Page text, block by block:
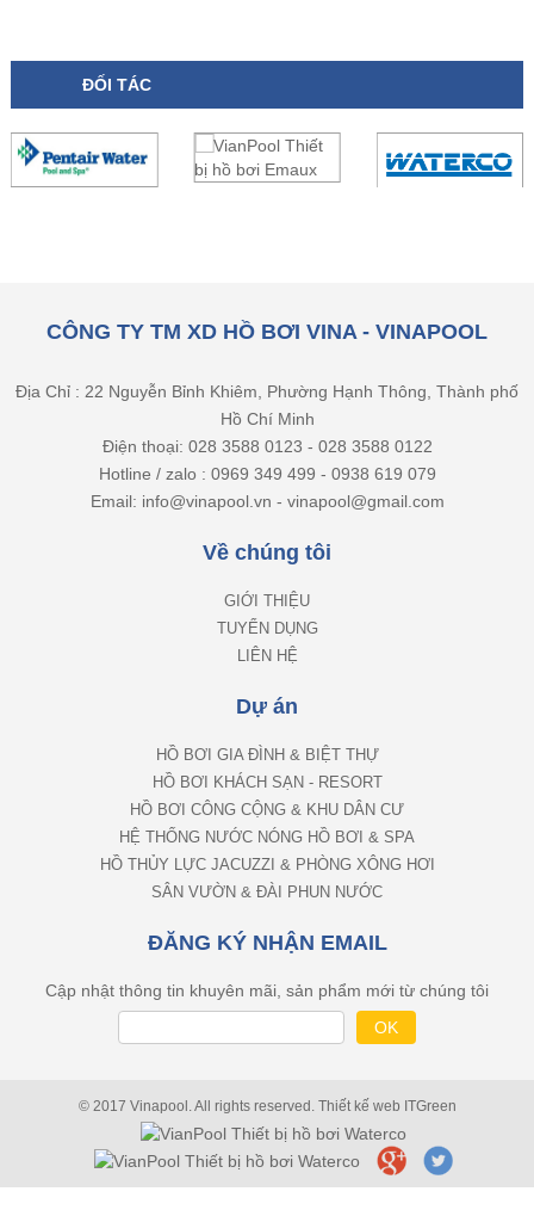
ĐỐI TÁC
CÔNG TY TM XD HỒ BƠI VINA - VINAPOOL
Địa Chỉ : 22 Nguyễn Bỉnh Khiêm, Phường Hạnh Thông, Thành phố
Hồ Chí Minh
Điện thoại: 028 3588 0123 - 028 3588 0122
Hotline / zalo : 0969 349 499 - 0938 619 079
Email: info@vinapool.vn - vinapool@gmail.com
Về chúng tôi
GIỚI THIỆU
TUYỂN DỤNG
LIÊN HỆ
Dự án
HỒ BƠI GIA ĐÌNH & BIỆT THỰ
HỒ BƠI KHÁCH SẠN - RESORT
HỒ BƠI CÔNG CỘNG & KHU DÂN CƯ
HỆ THỐNG NƯỚC NÓNG HỒ BƠI & SPA
HỒ THỦY LỰC JACUZZI & PHÒNG XÔNG HƠI
SÂN VƯỜN & ĐÀI PHUN NƯỚC
ĐĂNG KÝ NHẬN EMAIL
Cập nhật thông tin khuyên mãi, sản phẩm mới từ chúng tôi
© 2017 Vinapool. All rights reserved. Thiết kế web ITGreen